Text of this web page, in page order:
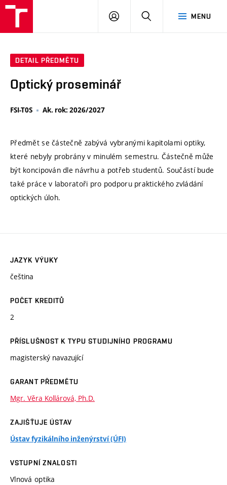
MENU
PŘIHLÁSIT
DETAIL PŘEDMĚTU
Optický proseminář
FSI-T0S Ak. rok: 2026/2027
Předmět se částečně zabývá vybranými kapitolami optiky,
které nebyly probrány v minulém semestru. Částečně může
být koncipován dle návrhu a potřeb studentů. Součástí bude
také práce v laboratoři pro podporu praktického zvládání
optických úloh.
JAZYK VÝUKY
čeština
POČET KREDITŮ
2
PŘÍSLUŠNOST K TYPU STUDIJNÍHO PROGRAMU
magisterský navazující
GARANT PŘEDMĚTU
Mgr. Věra Kollárová, Ph.D.
ZAJIŠŤUJE ÚSTAV
Ústav fyzikálního inženýrství (ÚFI)
VSTUPNÍ ZNALOSTI
Vlnová optika